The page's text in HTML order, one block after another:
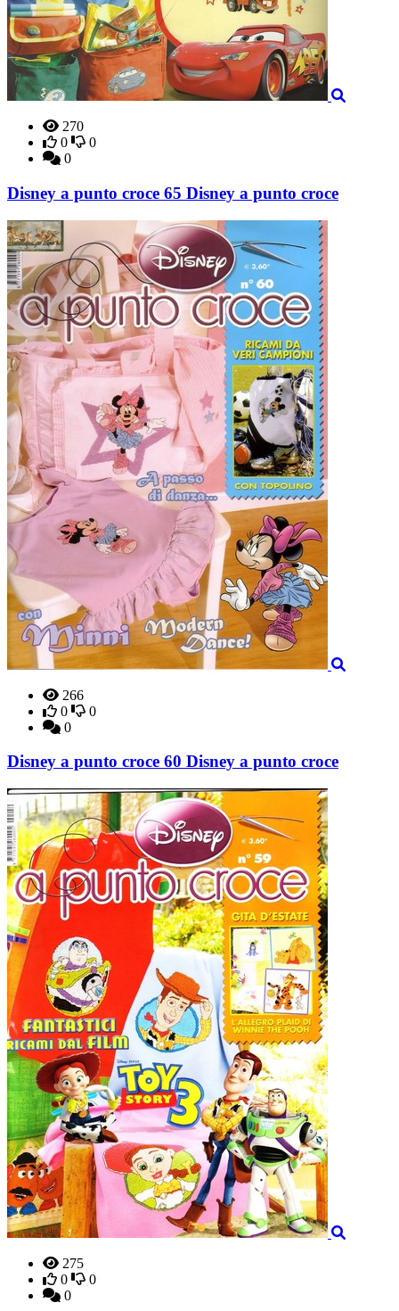
270
0
0
0
Disney a punto croce 65 Disney a punto croce
266
0
0
0
Disney a punto croce 60 Disney a punto croce
275
0
0
0